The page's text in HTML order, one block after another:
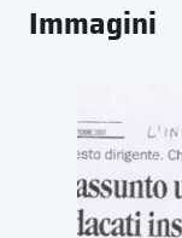
Immagini